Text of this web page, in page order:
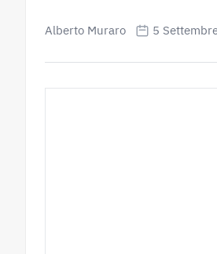
Alberto Muraro 5